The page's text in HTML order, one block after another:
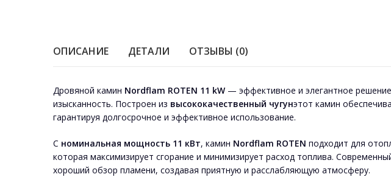
ОПИСАНИЕ ДЕТАЛИ ОТЗЫВЫ (0)
Дровяной камин Nordflam ROTEN 11 kW — эффективное и элегантное
изысканность. Построен из высококачественный чугунэтот камин
гарантируя долгосрочное и эффективное использование.
С номинальная мощность 11 кВт, камин Nordflam ROTEN подходит для
которая максимизирует сгорание и минимизирует расход топлива.
хороший обзор пламени, создавая приятную и расслабляющую атмосферу.